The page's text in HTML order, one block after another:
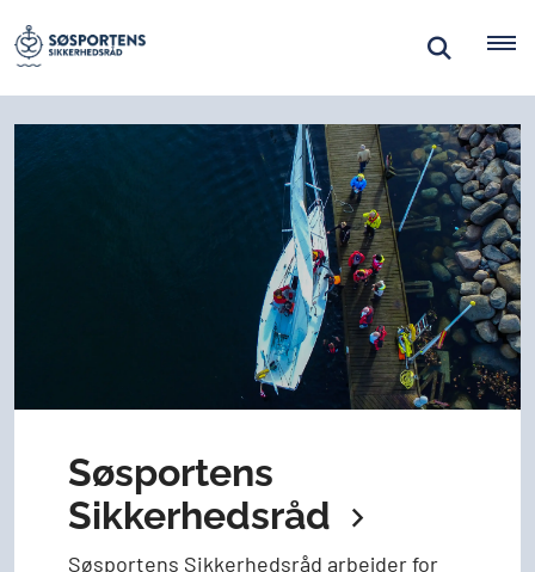
Søsportens
Sikkerhedsråd
Søsportens Sikkerhedsråd arbejder for